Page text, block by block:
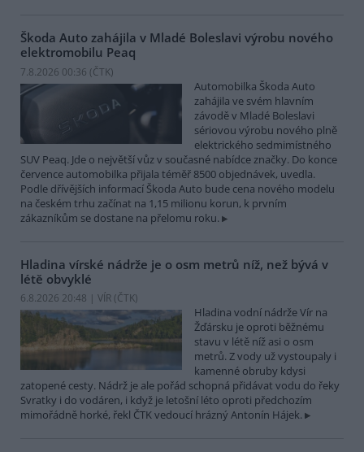
Škoda Auto zahájila v Mladé Boleslavi výrobu nového
elektromobilu Peaq
7.8.2026 00:36 (ČTK)
Automobilka Škoda Auto
zahájila ve svém hlavním
závodě v Mladé Boleslavi
sériovou výrobu nového plně
elektrického sedmimístného
SUV Peaq. Jde o největší vůz v současné nabídce značky. Do konce
července automobilka přijala téměř 8500 objednávek, uvedla.
Podle dřívějších informací Škoda Auto bude cena nového modelu
na českém trhu začínat na 1,15 milionu korun, k prvním
zákazníkům se dostane na přelomu roku.
Hladina vírské nádrže je o osm metrů níž, než bývá v
létě obvyklé
6.8.2026 20:48 | VÍR (ČTK)
Hladina vodní nádrže Vír na
Žďársku je oproti běžnému
stavu v létě níž asi o osm
metrů. Z vody už vystoupaly i
kamenné obruby kdysi
zatopené cesty. Nádrž je ale pořád schopná přidávat vodu do řeky
Svratky i do vodáren, i když je letošní léto oproti předchozím
mimořádně horké, řekl ČTK vedoucí hrázný Antonín Hájek.